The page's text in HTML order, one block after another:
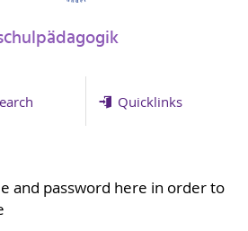
Quicklinks
and password here in order to